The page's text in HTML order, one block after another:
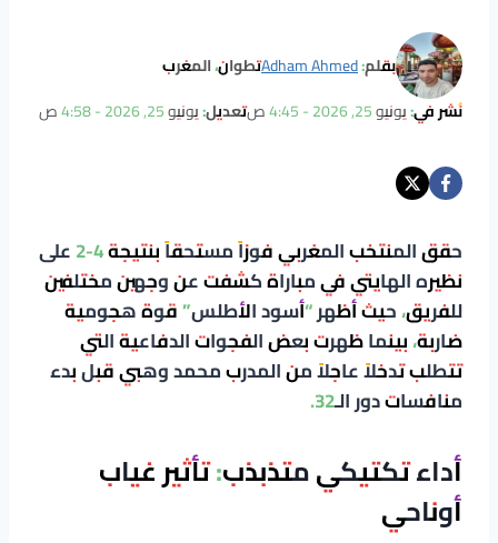
بقلم:Adham Ahmedتطوان، المغرب
نُشر في:يونيو 25, 2026 - 4:45 ص تعديل:يونيو 25, 2026 - 4:58 ص
حقق المنتخب المغربي فوزاً مستحقاً بنتيجة 4-2 على
نظيره الهايتي في مباراة كشفت عن وجهين مختلفين
للفريق، حيث أظهر “أسود الأطلس” قوة هجومية
ضاربة، بينما ظهرت بعض الفجوات الدفاعية التي
تتطلب تدخلاً عاجلاً من المدرب محمد وهبي قبل بدء
منافسات دور الـ32.
أداء تكتيكي متذبذب: تأثير غياب
أوناحي